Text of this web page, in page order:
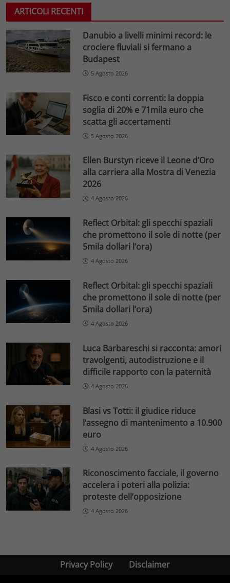
ARTICOLI RECENTI
Danubio a livelli minimi record: le
crociere fluviali si fermano a
Budapest
5 Agosto 2026
Fisco e conti correnti: la doppia
soglia di 20% e 71mila euro che
scatta gli accertamenti
5 Agosto 2026
Ellen Burstyn riceve il Leone d’Oro
alla carriera alla Mostra di Venezia
2026
4 Agosto 2026
Reflect Orbital: gli specchi spaziali
che promettono il sole di notte (per
5mila dollari l’ora)
4 Agosto 2026
Reflect Orbital: gli specchi spaziali
che promettono il sole di notte (per
5mila dollari l’ora)
4 Agosto 2026
Luca Barbareschi si racconta: amori
travolgenti, autodistruzione e il
difficile rapporto con la paternità
4 Agosto 2026
Blasi vs Totti: il giudice riduce
l’assegno di mantenimento a 10.900
euro
4 Agosto 2026
Riconoscimento facciale, il governo
accelera i poteri alla polizia:
proteste dell’opposizione
4 Agosto 2026
Privacy Policy Disclaimer